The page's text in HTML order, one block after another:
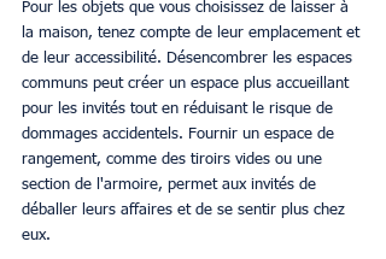
Pour les objets que vous choisissez de laisser à
la maison, tenez compte de leur emplacement et
de leur accessibilité. Désencombrer les espaces
communs peut créer un espace plus accueillant
pour les invités tout en réduisant le risque de
dommages accidentels. Fournir un espace de
rangement, comme des tiroirs vides ou une
section de l'armoire, permet aux invités de
déballer leurs affaires et de se sentir plus chez
eux.